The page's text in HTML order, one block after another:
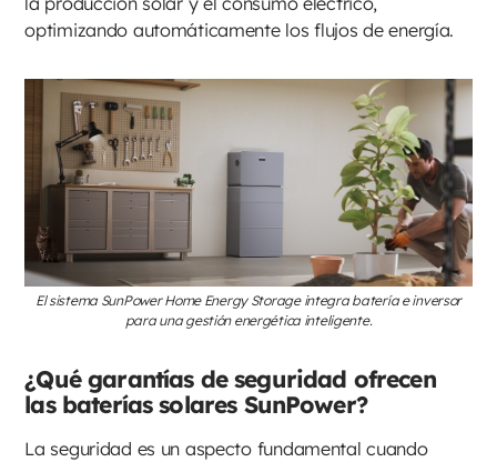
optimizando automáticamente los flujos de energía.
El sistema SunPower Home Energy Storage integra batería e inversor
para una gestión energética inteligente.
¿Qué garantías de seguridad ofrecen
las baterías solares SunPower?
La seguridad es un aspecto fundamental cuando